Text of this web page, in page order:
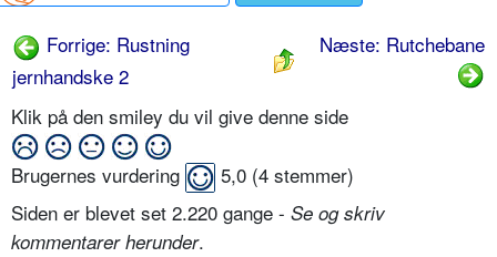
Forrige: Rustning
jernhandske 2
Næste: Rutchebane
Klik på den smiley du vil give denne side
Brugernes vurdering 5,0 (4 stemmer)
Siden er blevet set 2.220 gange - Se og skriv
kommentarer herunder.